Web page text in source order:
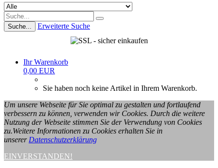
Suche... Erweiterte Suche
Ihr Warenkorb
0,00 EUR
Sie haben noch keine Artikel in Ihrem Warenkorb.
Um unsere Webseite für Sie optimal zu gestalten und fortlaufend
verbessern zu können, verwenden wir Cookies. Durch die weitere
Nutzung der Webseite stimmen Sie der Verwendung von Cookies
zu.Weitere Informationen zu Cookies erhalten Sie in
unserer Datenschutzerklärung
EINVERSTANDEN!